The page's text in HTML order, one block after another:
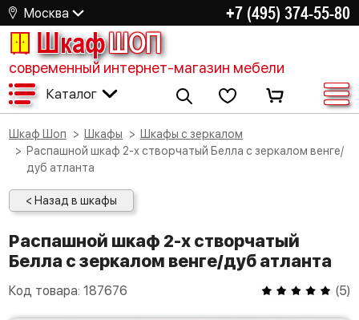
Москва +7 (495) 374-55-80
ШкафШОП
современный интернет-магазин мебели
Каталог
Шкаф Шоп Шкафы
Шкафы с зеркалом
Распашной шкаф 2-х створчатый Белла с зеркалом венге/
дуб атланта
< Назад в шкафы
Распашной шкаф 2-х створчатый
Белла с зеркалом венге/дуб атланта
Код товара: 187676 (5)